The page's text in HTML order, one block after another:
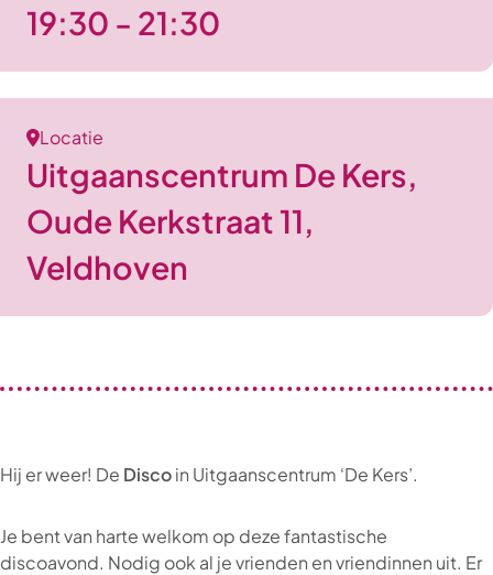
19:30 - 21:30
Locatie
Uitgaanscentrum De Kers,
Oude Kerkstraat 11,
Veldhoven
Hij er weer! De Discoin Uitgaanscentrum ‘De Kers’.
Je bent van harte welkom op deze fantastische
discoavond. Nodig ook al je vrienden en vriendinnen uit. Er